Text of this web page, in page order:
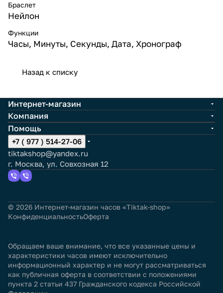
Браслет
Нейлон
Функции
Часы, Минуты, Секунды, Дата, Хронограф
Назад к списку
Интернет-магазин
Компания
Помощь
+7 ( 977 ) 514-27-06
tiktakshop@yandex.ru
г. Москва, ул. Совхозная 12
© 2026 Интернет-магазин часов «Tiktak-shop»
КонфиденциальностьОферта
Обращаем ваше внимание, что все указанные цены и
характеристики часов имеют исключительно
информационный характер и не могут рассматриваться
как публичная оферта в соответствии с положениями
пункта 2 статьи 437 Гражданского кодекса Российской